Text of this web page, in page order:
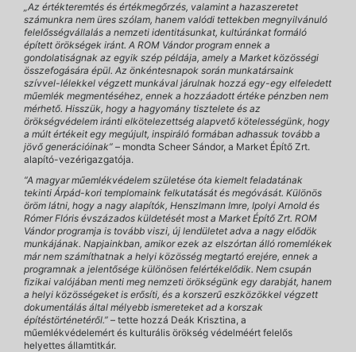
„Az értékteremtés és értékmegőrzés, valamint a hazaszeretet
számunkra nem üres szólam, hanem valódi tettekben megnyilvánuló
felelősségvállalás a nemzeti identitásunkat, kultúránkat formáló
épített örökségek iránt. A ROM Vándor program ennek a
gondolatiságnak az egyik szép példája, amely a Market közösségi
összefogására épül. Az önkéntesnapok során munkatársaink
szívvel-lélekkel végzett munkával járulnak hozzá egy-egy elfeledett
műemlék megmentéséhez, ennek a hozzáadott értéke pénzben nem
mérhető. Hisszük, hogy a hagyomány tisztelete és az
örökségvédelem iránti elkötelezettség alapvető kötelességünk, hogy
a múlt értékeit egy megújult, inspiráló formában adhassuk tovább a
jövő generációinak” – mondta Scheer Sándor, a Market Építő Zrt.
alapító-vezérigazgatója.
“A magyar műemlékvédelem születése óta kiemelt feladatának
tekinti Árpád-kori templomaink felkutatását és megóvását. Különös
öröm látni, hogy a nagy alapítók, Henszlmann Imre, Ipolyi Arnold és
Rómer Flóris évszázados küldetését most a Market Építő Zrt. ROM
Vándor programja is tovább viszi, új lendületet adva a nagy elődök
munkájának. Napjainkban, amikor ezek az elszórtan álló romemlékek
már nem számíthatnak a helyi közösség megtartó erejére, ennek a
programnak a jelentősége különösen felértékelődik. Nem csupán
fizikai valójában menti meg nemzeti örökségünk egy darabját, hanem
a helyi közösségeket is erősíti, és a korszerű eszközökkel végzett
dokumentálás által mélyebb ismereteket ad a korszak
építéstörténetéről.” – tette hozzá Deák Krisztina, a
műemlékvédelemért és kulturális örökség védelméért felelős
helyettes államtitkár.